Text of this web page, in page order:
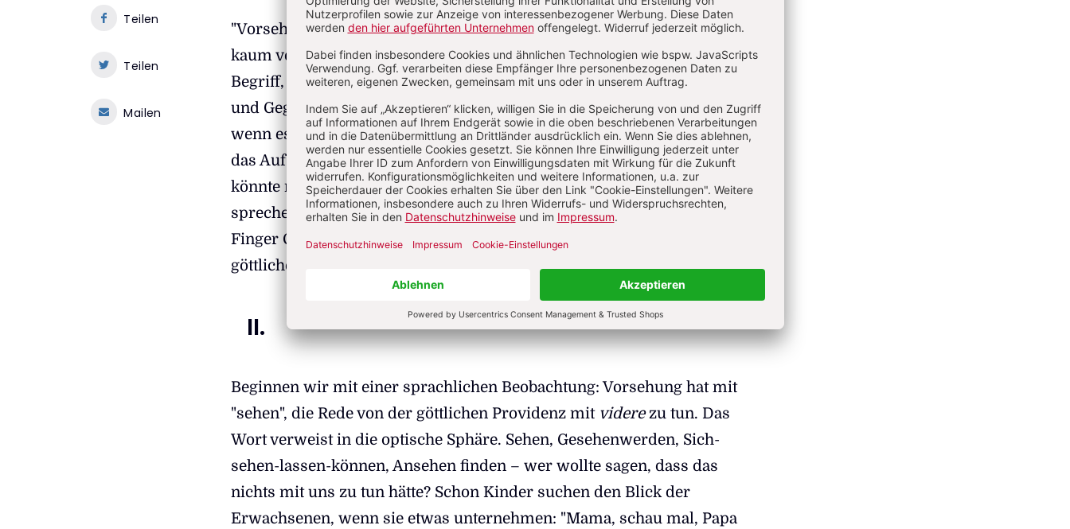
"Vorsehung" ist ein Thema, dem der alte Briest seine Lieblingswendung
kaum versagt hätte: "ein weites Feld". Und "göttliche Providenz" – ein
Begriff, den manche angesichts der Katastrophen in Natur, Geschichte
und Gegenwart wohl aus dem Sprachschatz streichen würden. Ist Gott,
wenn es ihn denn gibt, die Geschichte nicht längst entglitten? Wollte man
das Auf und Ab der historischen Ereignisse einem Autor zuschreiben,
könnte man mit Imre Kertész vom "Tagebuch eines Wahnsinnigen"
sprechen. Wer aber wollte es wagen, in konkreten Ereignissen den
Finger Gottes zu identifizieren oder im ganz normalen Chaos eine
göttliche Ordnung festzumachen?
II.
Beginnen wir mit einer sprachlichen Beobachtung: Vorsehung hat mit
"sehen", die Rede von der göttlichen Providenz mit viderezu tun. Das
Wort verweist in die optische Sphäre. Sehen, Gesehenwerden, Sich-
sehen-lassen-können, Ansehen finden – wer wollte sagen, dass das
nichts mit uns zu tun hätte? Schon Kinder suchen den Blick der
Erwachsenen, wenn sie etwas unternehmen: "Mama, schau mal, Papa
Teilen
Teilen
Mailen